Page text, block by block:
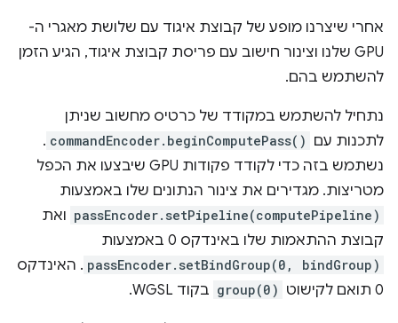
אחרי שיצרנו מופע של קבוצת איגוד עם שלושת מאגרי ה-
GPU שלנו וצינור חישוב עם פריסת קבוצת איגוד, הגיע הזמן
להשתמש בהם.
נתחיל להשתמש במקודד של כרטיס מחשוב שניתן
לתכנות עם commandEncoder.beginComputePass()
.
נשתמש בזה כדי לקודד פקודות GPU שיבצעו את הכפל
מטריצות. מגדירים את צינור הנתונים שלו באמצעות
passEncoder.setPipeline(computePipeline) ואת
קבוצת ההתאמות שלו באינדקס 0 באמצעות
passEncoder.setBindGroup(0, bindGroup) . האינדקס
0 תואם לקישוט
group(0) בקוד WGSL.